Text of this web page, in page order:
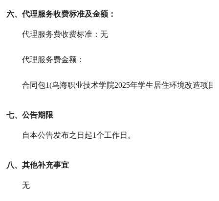
六、代理服务收费标准及金额：
代理服务费收费标准：无
代理服务费金额：
合同包1(乌海职业技术学院2025年学生居住环境改造项目
七、公告期限
自本公告发布之日起1个工作日。
八、其他补充事宜
无